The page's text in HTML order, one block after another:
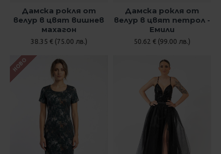
Дамска рокля от
велур в цвят вишнев
махагон
38.35 € (75.00 лв.)
Дамска рокля от
велур в цвят петрол -
Емили
50.62 € (99.00 лв.)
НОВО